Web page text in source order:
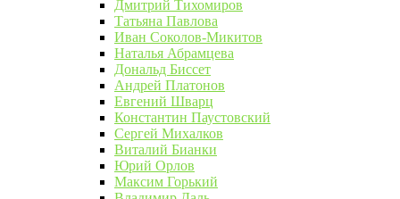
Дмитрий Тихомиров
Татьяна Павлова
Иван Соколов-Микитов
Наталья Абрамцева
Дональд Биссет
Андрей Платонов
Евгений Шварц
Константин Паустовский
Сергей Михалков
Виталий Бианки
Юрий Орлов
Максим Горький